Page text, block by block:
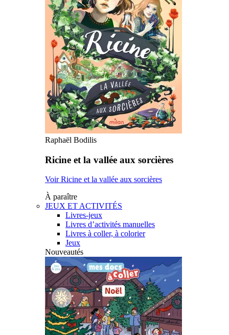
Raphaël Bodilis
Ricine et la vallée aux sorcières
Voir Ricine et la vallée aux sorcières
À paraître
JEUX ET ACTIVITÉS
Livres-jeux
Livres d’activités manuelles
Livres à coller, à colorier
Jeux
Nouveautés